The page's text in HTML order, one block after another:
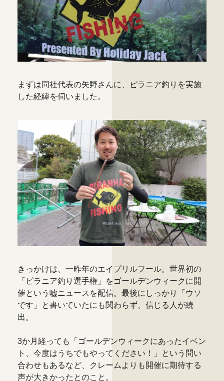
まずは同社代表の矢野さんに、ピラニア釣りを実施
した経緯を伺いました。
きっかけは、一昨年のエイプリルフール。世界初の
「ピラニア釣り選手権」をゴールデンウィークに開
催という嘘ニュースを配信。最後にしっかり「ウソ
です」と書いていたにも関わらず、信じる人が続
出。
3か月経っても「ゴールデンウィークにあったイベン
ト、今度はうちでもやってください！」という問い
合わせもあるなど、クレームよりも開催に期待する
声が大きかったとのこと。